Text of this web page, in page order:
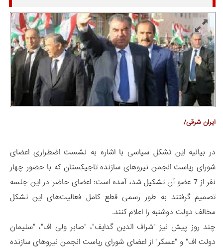
ایران شرقی/
در بیانیه این تشکل سیاسی با اشاره به نشست اضطراری اعضای
شورای ریاست انجمن نیروهای سازنده تاجیکستان که با حضور چهار
نفر از 7 عضو آن تشکیل شد، آمده است: اعضای حاضر در این جلسه
تصمیم گرفتند به طور رسمی قطع کامل فعالیت‌های این تشکل
مخالف دولت دوشنبه را اعلام کنند.
چند روز پیش نیز "شراف‌ الدین گدایف"، "صابر ولی ‌اف"، "سلیمان
دولت‌ اف" و "عسکر" از اعضای شورای ریاست انجمن نیروهای سازنده